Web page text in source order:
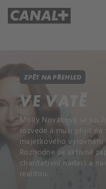
ZPĚT NA PŘEHLED
VE VATĚ
Molly Novaková se po
rozvede a musí přijít
majetkového
Rozhodne se aktivně
charitativní nadaci a
realitou.